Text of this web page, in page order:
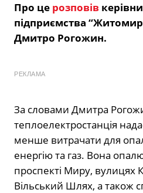
Про це розповів
підприємства
Дмитро Рогожин.
РЕКЛАМА
За словами Дмитра
теплоелектростанція
менше витрачати для
енергію та газ. Вона
проспекті Миру, вулицях
Вільський Шлях, а також